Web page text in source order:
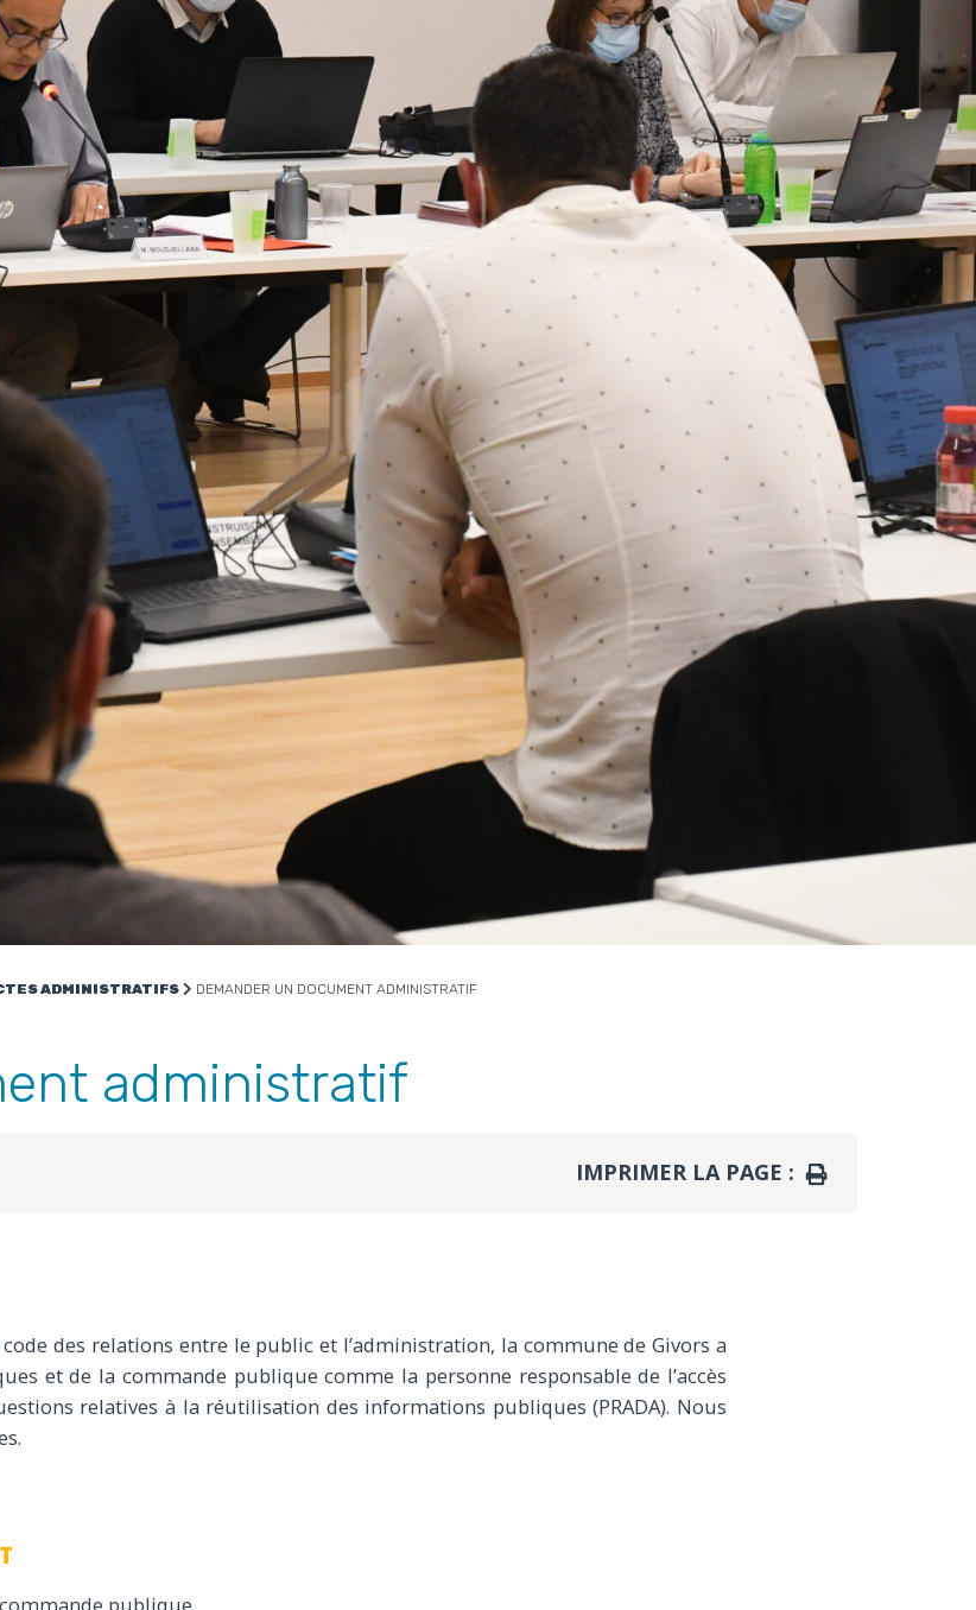
ADMINISTRATIFS DEMANDER UN DOCUMENT ADMINISTRATIF
administratif
IMPRIMER LA PAGE : IMPRIMER
des relations entre le public et l’administration, la commune de Givors a
et de la commande publiquecomme la personne responsable de l’accès
relatives à la réutilisation des informations publiques (PRADA). Nous